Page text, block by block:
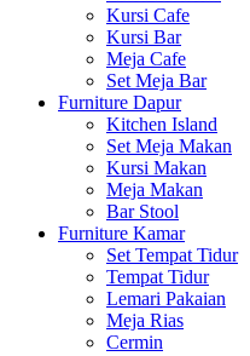
Kursi Cafe
Kursi Bar
Meja Cafe
Set Meja Bar
Furniture Dapur
Kitchen Island
Set Meja Makan
Kursi Makan
Meja Makan
Bar Stool
Furniture Kamar
Set Tempat Tidur
Tempat Tidur
Lemari Pakaian
Meja Rias
Cermin